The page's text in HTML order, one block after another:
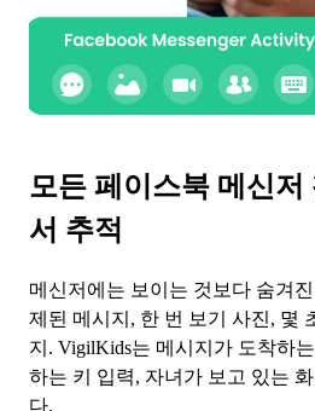
모든 페이스북 메신저
서 추적
메신저에는 보이는 것보다 숨겨
제된 메시지, 한 번 보기 사진, 몇
지. VigilKids는 메시지가 도착하
하는 키 입력, 자녀가 보고 있는
다.